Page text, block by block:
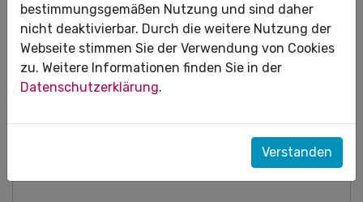
Pflichtfeld
Vorname/Name:*
Pflichtfeld
Nachname/Surname:*
bestimmungsgemäßen Nutzung und sind daher
nicht deaktivierbar. Durch die weitere Nutzung der
Webseite stimmen Sie der Verwendung von Cookies
zu. Weitere Informationen finden Sie in der
Datenschutzerklärung.
Verstanden